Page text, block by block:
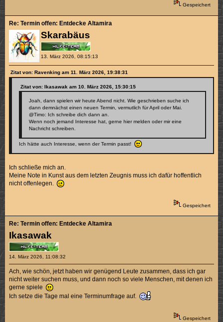
Gespeichert
Skarabäus
13. März 2026, 08:15:13
Re: Termin offen: Entdecke Altamira
Zitat von: Ravenking am 11. März 2026, 19:38:31
Zitat von: Ikasawak am 10. März 2026, 15:30:15
Joah, dann spielen wir heute Abend nicht. Wie geschrieben suche ich
dann demnächst einen neuen Termin, vermutlich für April oder Mai.
@Timo: Ich schreibe dich dann an.
Wenn noch jemand Interesse hat, gerne hier melden oder mir eine
Nachricht schreiben.
Ich hätte auch Interesse, wenn der Termin passt!
Ich schließe mich an.
Meine Note in Kunst aus dem letzten Zeugnis muss ich dafür hoffentlich
nicht offenlegen.
Gespeichert
Ikasawak
14. März 2026, 11:08:32
Re: Termin offen: Entdecke Altamira
Ach, wie schön, jetzt haben wir genügend Leute zusammen, dass ich gar
nicht weiter suchen muss, und dann noch so viele Menschen, mit denen ich
gerne spiele
Ich setze die Tage mal eine Terminumfrage auf.
Gespeichert